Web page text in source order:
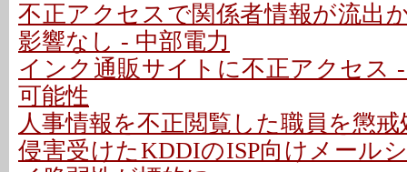
不正アクセスで関係者情報が流出
影響なし - 中部電力
インク通販サイトに不正アクセス
可能性
人事情報を不正閲覧した職員を懲
侵害受けたKDDIのISP向けメール